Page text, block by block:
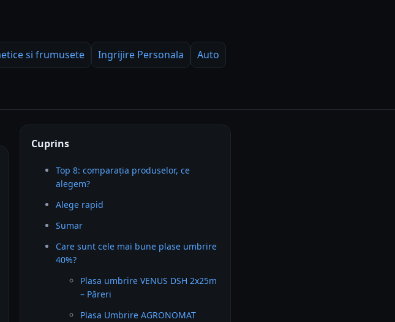
si frumusete Ingrijire Personala
Auto
Cuprins
Top 8: comparația produselor, ce
alegem?
Alege rapid
Sumar
Care sunt cele mai bune plase umbrire
40%?
Plasa umbrire VENUS DSH 2x25m
– Păreri
Plasa Umbrire AGRONOMAT